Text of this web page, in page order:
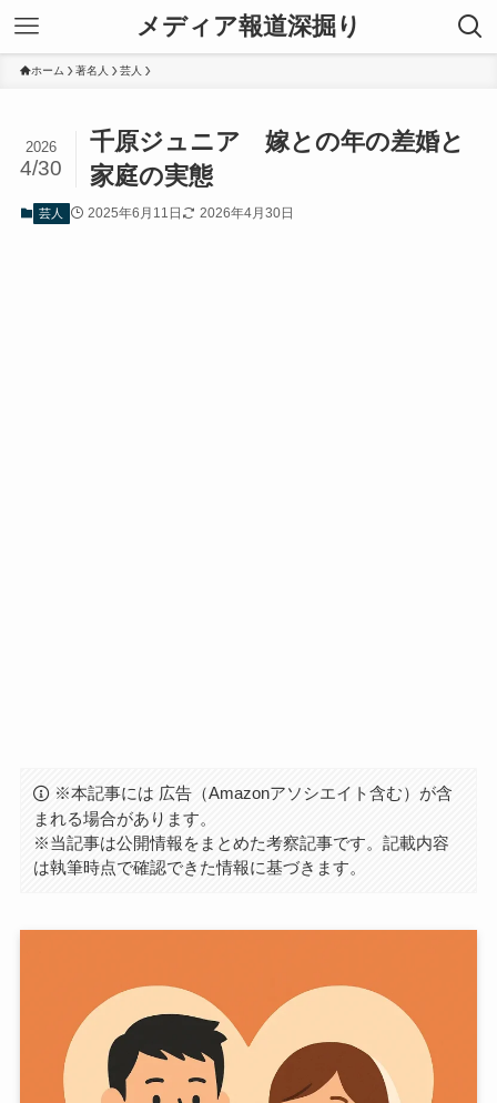
メディア報道深掘り
ホーム 著名人 芸人
千原ジュニア 嫁との年の差婚と
家庭の実態
2026
4/30
芸人 2025年6月11日 2026年4月30日
※本記事には 広告（Amazonアソシエイト含む）が含
まれる場合があります。
※当記事は公開情報をまとめた考察記事です。記載内容
は執筆時点で確認できた情報に基づきます。